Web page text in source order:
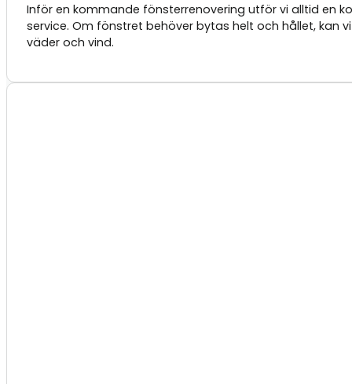
Inför en kommande fönsterrenovering utför vi alltid en
service. Om fönstret behöver bytas helt och hållet,
väder och vind.